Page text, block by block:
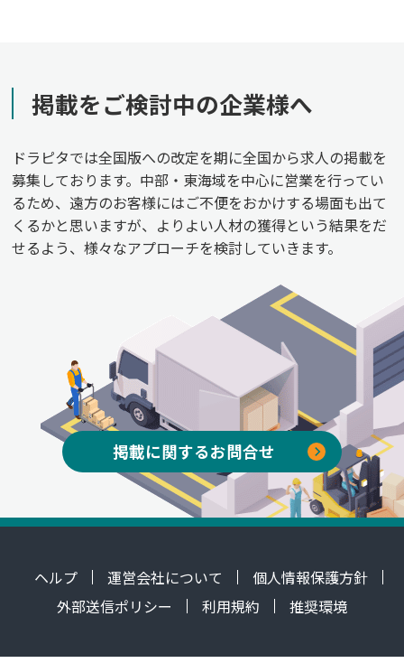
掲載をご検討中の企業様へ
ドラピタでは全国版への改定を期に全国から求人の掲載を
募集しております。中部・東海域を中心に営業を行ってい
るため、遠方のお客様にはご不便をおかけする場面も出て
くるかと思いますが、よりよい人材の獲得という結果をだ
せるよう、様々なアプローチを検討していきます。
掲載に関するお問合せ
ヘルプ 運営会社について
個人情報保護方針
外部送信ポリシー
利用規約 推奨環境